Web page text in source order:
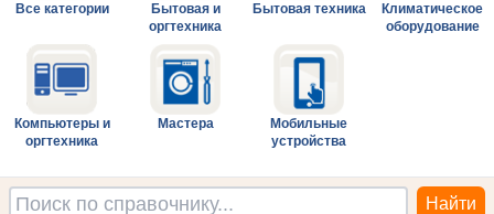
Все категории
Бытовая и
оргтехника
Бытовая техника
Климатическое
оборудование
Компьютеры и
оргтехника
Мастера
Мобильные
устройства